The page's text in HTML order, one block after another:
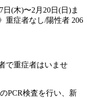
日 (木)〜2 月 20日 (日 )ま
重症者なし/陽性者 206
で重症者はいませ
PCR検査を行い、新